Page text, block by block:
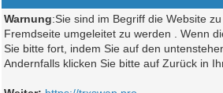
Warnung:Sie sind im Begriff die Website
Fremdseite umgeleitet zu werden . Wenn
Sie bitte fort, indem Sie auf den
Andernfalls klicken Sie bitte auf Zurück in